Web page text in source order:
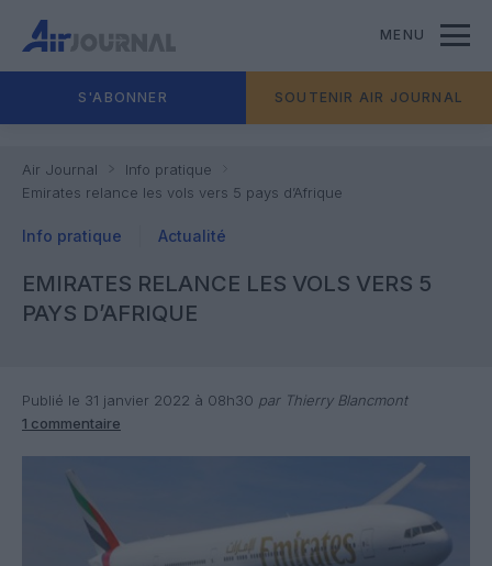
MENU
S'ABONNER SOUTENIR AIR JOURNAL
Air Journal
Info pratique
Emirates relance les vols vers 5 pays d’Afrique
Info pratique Actualité
EMIRATES RELANCE LES VOLS VERS 5
PAYS D’AFRIQUE
Publié le 31 janvier 2022 à 08h30 par Thierry Blancmont
1 commentaire